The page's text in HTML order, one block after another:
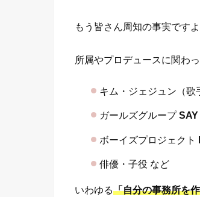
もう皆さん周知の事実ですよ
所属やプロデュースに関わ
キム・ジェジュン（歌
ガールズグループ
ボーイズプロジェクト
俳優・子役 など
いわゆる「自分の事務所を